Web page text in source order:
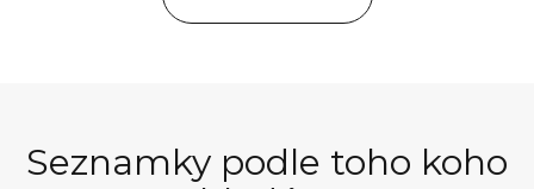
Seznamky podle toho koho